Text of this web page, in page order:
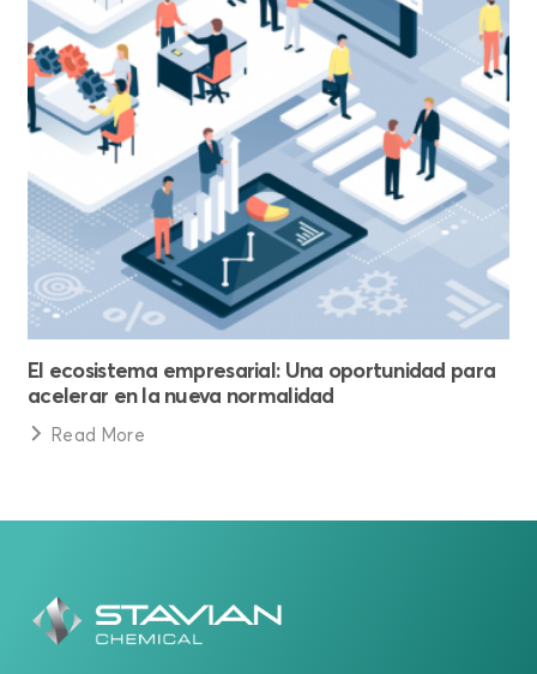
El ecosistema empresarial: Una oportunidad para
acelerar en la nueva normalidad
Read More